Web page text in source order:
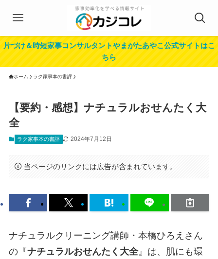
片づけ＆時短家事コンサルタントやまがたあやこ公式サイトはこ
ちら
ホーム ラク家事本の書評
【要約・感想】ナチュラルおせんたく大
全
ラク家事本の書評 2024年7月12日
当ページのリンクには広告が含まれています。
ナチュラルクリーニング講師・本橋ひろえさん
の『ナチュラルおせんたく大全』は、肌にも環